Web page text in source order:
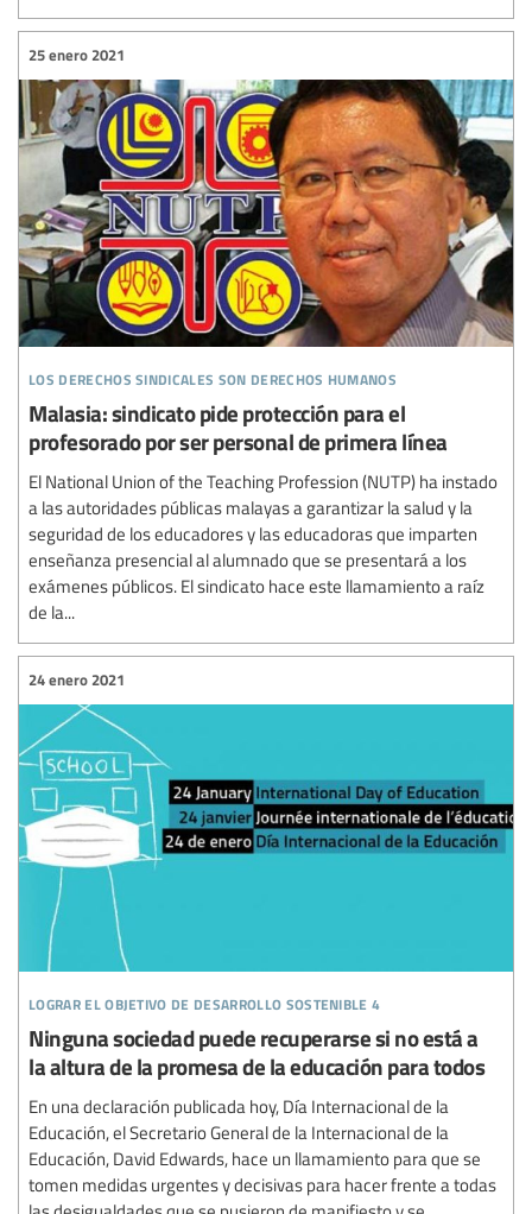
los derechos sindicales son derechos humanos
25 enero 2021
Malasia: sindicato pide protección para el
profesorado por ser personal de primera línea
El National Union of the Teaching Profession (NUTP) ha instado
a las autoridades públicas malayas a garantizar la salud y la
seguridad de los educadores y las educadoras que imparten
enseñanza presencial al alumnado que se presentará a los
exámenes públicos. El sindicato hace este llamamiento a raíz
de la...
lograr el objetivo de desarrollo sostenible 4
24 enero 2021
Ninguna sociedad puede recuperarse si no está a
la altura de la promesa de la educación para todos
En una declaración publicada hoy, Día Internacional de la
Educación, el Secretario General de la Internacional de la
Educación, David Edwards, hace un llamamiento para que se
tomen medidas urgentes y decisivas para hacer frente a todas